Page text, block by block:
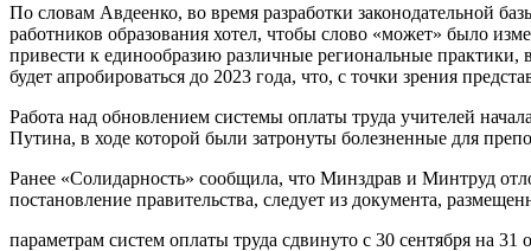
По словам Авдеенко, во время разработки законодательной
работников образования хотел, чтобы слово «может» было
привести к единообразию различные региональные практики,
будет апробироваться до 2023 года, что, с точки зрения
Работа над обновлением системы оплаты труда учителей
Путина, в ходе которой были затронуты болезненные для
Ранее «Солидарность» сообщила, что Минздрав и Минтруд
постановление правительства, следует из документа,
параметрам систем оплаты труда сдвинуто с 30 сентября на